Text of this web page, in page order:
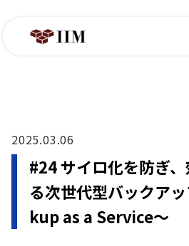
2025.03.06
#24 サイロ化を防ぎ
る次世代型バックア
kup as a Service～